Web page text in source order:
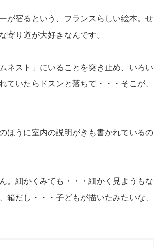
が宿るという、フランスらしい絵本。せ
寄り道が大好きなんです。
ネスト」にいることを突き止め、いろい
いたらドスンと落ちて・・・そこが、
ほうに室内の説明がきも書かれているの
。細かくみても・・・細かく見ようもな
箱だし・・・子どもが描いたみたいな、